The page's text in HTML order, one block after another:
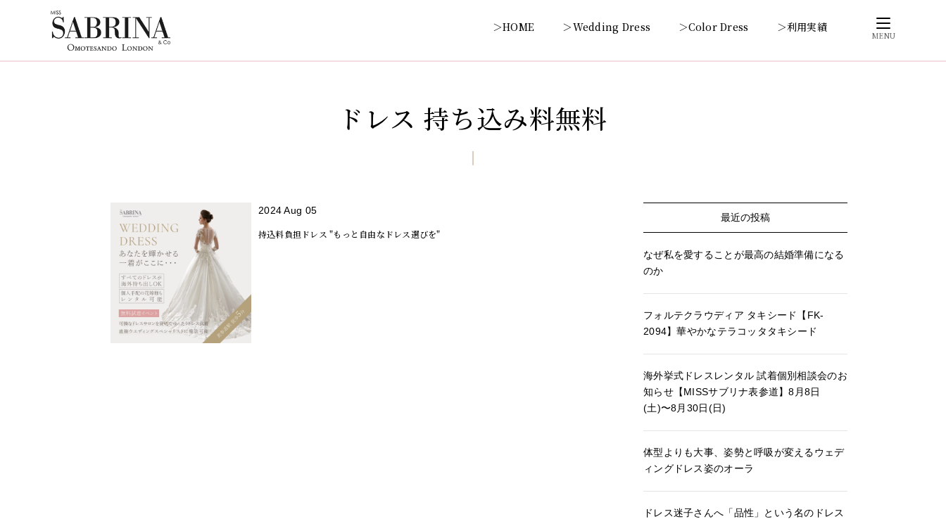
＞HOME ＞Wedding Dress ＞Color Dress ＞利用実績
MENU
ドレス 持ち込み料無料
2024 Aug 05
持込料負担ドレス "もっと自由なドレス選びを"
最近の投稿
なぜ私を愛することが最高の結婚準備になる
のか
フォルテクラウディア タキシード【FK-
2094】華やかなテラコッタタキシード
海外挙式ドレスレンタル 試着個別相談会のお
知らせ【MISSサブリナ表参道】8月8日
(土)〜8月30日(日)
体型よりも大事、姿勢と呼吸が変えるウェデ
ィングドレス姿のオーラ
ドレス迷子さんへ「品性」という名のドレス